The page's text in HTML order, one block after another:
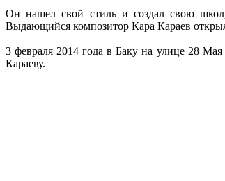
Он нашел свой стиль и создал свою
Выдающийся композитор Кара Караев
3 февраля 2014 года в Баку на улице 28
Караеву.